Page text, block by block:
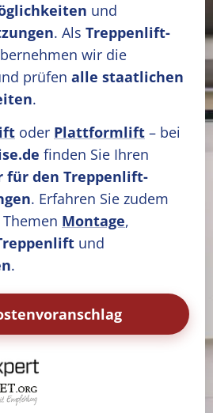
und
. Als Treppenlift-
wir die
prüfen alle staatlichen
.
oder Plattformlift – bei
finden Sie Ihren
für den Treppenlift-
. Erfahren Sie zudem
Montage,
und
.